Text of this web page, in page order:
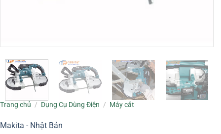
Trang chủ / Dụng Cụ Dùng Điện / Máy cắt
Makita - Nhật Bản